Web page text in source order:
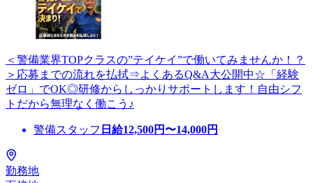
＜警備業界TOPクラスの”テイケイ”で働いてみませんか！？
＞応募までの流れを払拭⇒よくあるQ&A大公開中☆「経験
ゼロ」でOK◎研修からしっかりサポートします！自由シフ
トだから無理なく働こう♪
警備スタッフ 日給12,500円〜14,000円
勤務地